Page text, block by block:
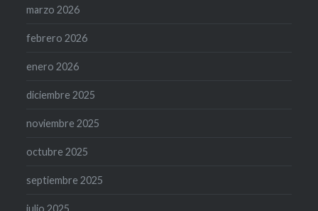
marzo 2026
febrero 2026
enero 2026
diciembre 2025
noviembre 2025
octubre 2025
septiembre 2025